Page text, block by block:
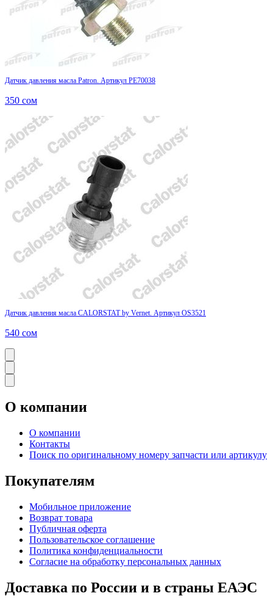
Датчик давления масла Patron. Артикул PE70038
350 сом
Датчик давления масла CALORSTAT by Vernet. Артикул OS3521
540 сом
О компании
О компании
Контакты
Поиск по оригинальному номеру запчасти или артикулу
Покупателям
Мобильное приложение
Возврат товара
Публичная оферта
Пользовательское соглашение
Политика конфиденциальности
Согласие на обработку персональных данных
Доставка по России и в страны ЕАЭС